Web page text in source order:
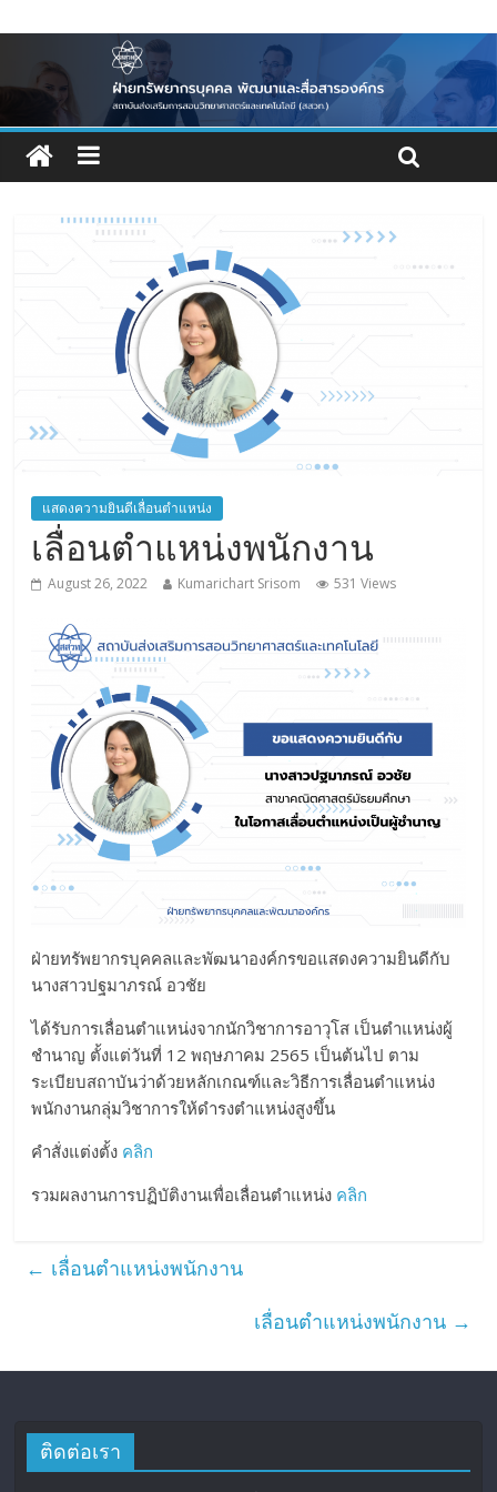
แสดงความยินดีเลื่อนตำแหน่ง
เลื่อนตำแหน่งพนักงาน
August 26, 2022 Kumarichart Srisom 531 Views
ฝ่ายทรัพยากรบุคคลและพัฒนาองค์กรขอแสดงความยินดีกับ
นางสาวปฐมาภรณ์ อวชัย
ได้รับการเลื่อนตำแหน่งจากนักวิชาการอาวุโส เป็นตำแหน่งผู้
ชำนาญ ตั้งแต่วันที่ 12 พฤษภาคม 2565 เป็นต้นไป ตาม
ระเบียบสถาบันว่าด้วยหลักเกณฑ์และวิธีการเลื่อนตำแหน่ง
พนักงานกลุ่มวิชาการให้ดำรงตำแหน่งสูงขึ้น
คำสั่งแต่งตั้ง คลิก
รวมผลงานการปฏิบัติงานเพื่อเลื่อนตำแหน่ง คลิก
← เลื่อนตำแหน่งพนักงาน
เลื่อนตำแหน่งพนักงาน →
ติดต่อเรา